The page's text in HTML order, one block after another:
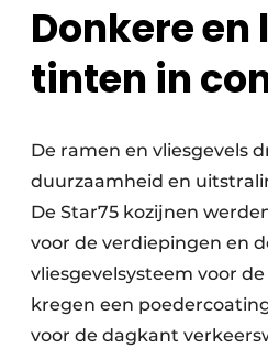
Donkere en
tinten in
De ramen en vliesgevels
duurzaamheid en
De Star75 kozijnen
voor de verdiepingen en
vliesgevelsysteem voor
kregen een
voor de dagkant